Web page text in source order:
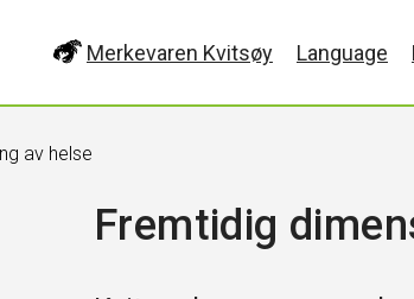
Merkevaren Kvitsøy Language
av helse
Fremtidig